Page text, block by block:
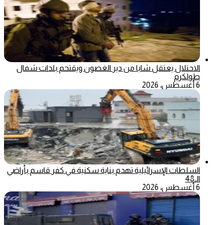
الاحتلال يعتقل شابا من دير الغصون ويقتحم بلدات شمال
طولكرم
6 أغسطس، 2026
السلطات الإسرائيلية تهدم بناية سكنية في كفر قاسم بأراضي
الـ48
6 أغسطس، 2026